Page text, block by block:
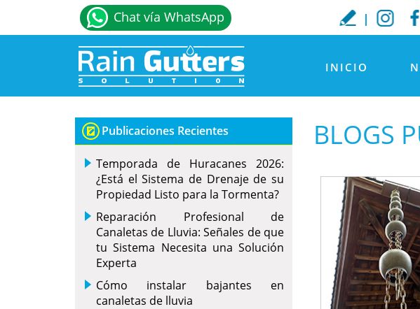
Chat vía WhatsApp
INICIO
BLOGS
Publicaciones Recientes
Temporada de Huracanes 2026:
¿Está el Sistema de Drenaje de su
Propiedad Listo para la Tormenta?
Reparación Profesional de
Canaletas de Lluvia: Señales de que
tu Sistema Necesita una Solución
Experta
Cómo instalar bajantes en
canaletas de lluvia